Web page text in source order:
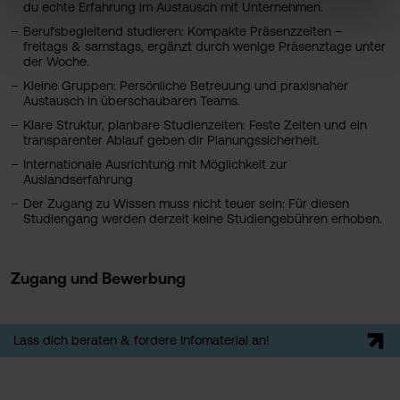
du echte Erfahrung im Austausch mit Unternehmen.
Berufsbegleitend studieren: Kompakte Präsenzzeiten –
freitags & samstags, ergänzt durch wenige Präsenztage unter
der Woche.
Kleine Gruppen: Persönliche Betreuung und praxisnaher
Austausch in überschaubaren Teams.
Klare Struktur, planbare Studienzeiten: Feste Zeiten und ein
transparenter Ablauf geben dir Planungssicherheit.
Internationale Ausrichtung mit Möglichkeit zur
Auslandserfahrung
Der Zugang zu Wissen muss nicht teuer sein: Für diesen
Studiengang werden derzeit keine Studiengebühren erhoben.
Zugang und Bewerbung
Lass dich beraten & fordere Infomaterial an!